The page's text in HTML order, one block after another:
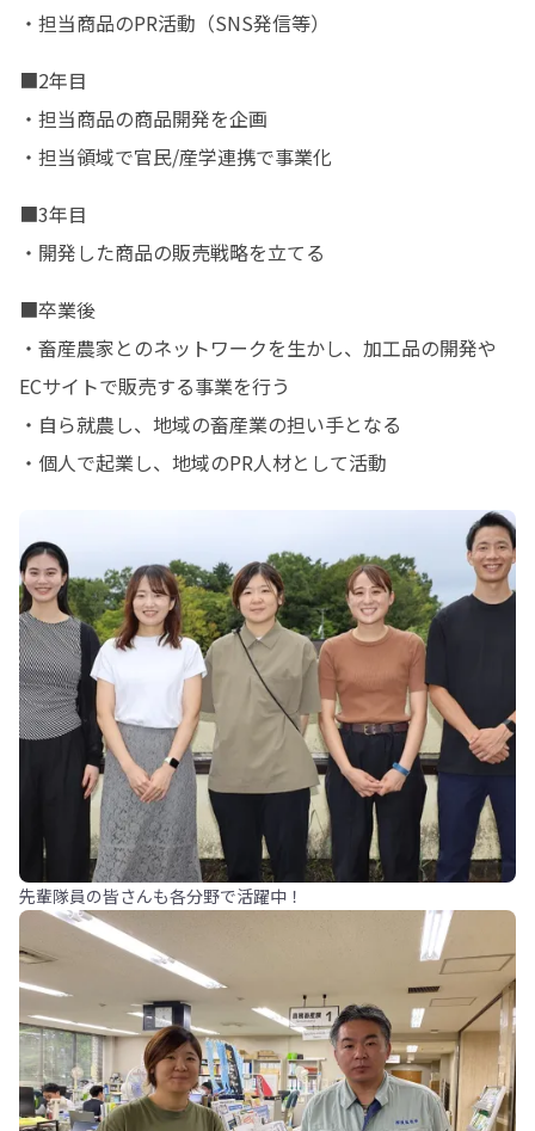
・担当商品のPR活動（SNS発信等）
■2年目
・担当商品の商品開発を企画
・担当領域で官民/産学連携で事業化
■3年目
・開発した商品の販売戦略を立てる
■卒業後
・畜産農家とのネットワークを生かし、加工品の開発や
ECサイトで販売する事業を行う
・自ら就農し、地域の畜産業の担い手となる
・個人で起業し、地域のPR人材として活動
先輩隊員の皆さんも各分野で活躍中！